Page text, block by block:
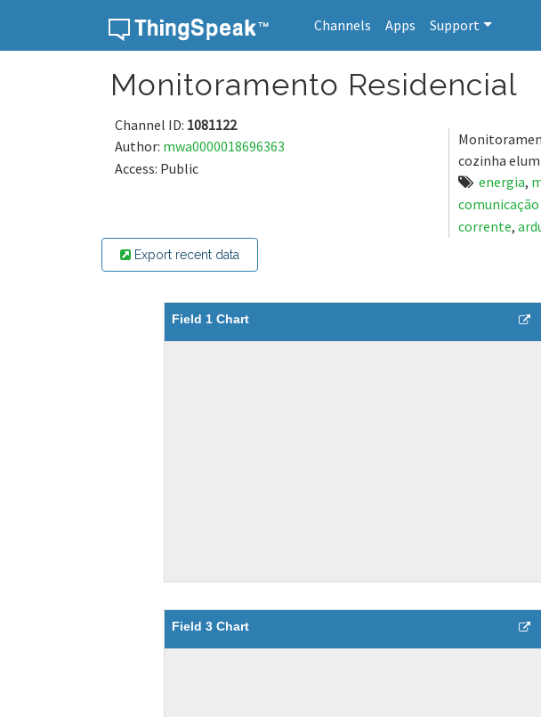
Channels Apps Support
Monitoramento Residencial
Channel ID: 1081122
Author: mwa0000018696363
Access: Public
cozinha
energia,
corrente,
Export recent data
Field 1 Chart
Field 3 Chart